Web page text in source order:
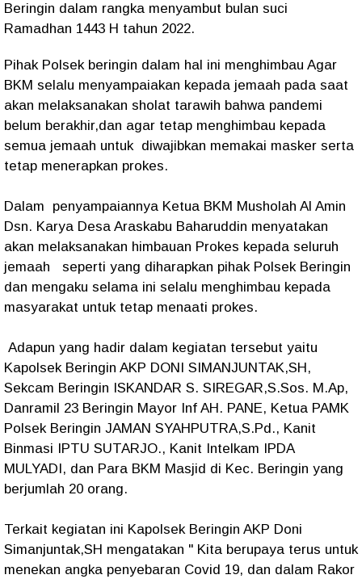
Beringin dalam rangka menyambut bulan suci
Ramadhan 1443 H tahun 2022.
Pihak Polsek beringin dalam hal ini menghimbau Agar
BKM selalu menyampaiakan kepada jemaah pada saat
akan melaksanakan sholat tarawih bahwa pandemi
belum berakhir,dan agar tetap menghimbau kepada
semua jemaah untuk diwajibkan memakai masker serta
tetap menerapkan prokes.
Dalam penyampaiannya Ketua BKM Musholah Al Amin
Dsn. Karya Desa Araskabu Baharuddin menyatakan
akan melaksanakan himbauan Prokes kepada seluruh
jemaah seperti yang diharapkan pihak Polsek Beringin
dan mengaku selama ini selalu menghimbau kepada
masyarakat untuk tetap menaati prokes.
Adapun yang hadir dalam kegiatan tersebut yaitu
Kapolsek Beringin AKP DONI SIMANJUNTAK,SH,
Sekcam Beringin ISKANDAR S. SIREGAR,S.Sos. M.Ap,
Danramil 23 Beringin Mayor Inf AH. PANE, Ketua PAMK
Polsek Beringin JAMAN SYAHPUTRA,S.Pd., Kanit
Binmasi IPTU SUTARJO., Kanit Intelkam IPDA
MULYADI, dan Para BKM Masjid di Kec. Beringin yang
berjumlah 20 orang.
Terkait kegiatan ini Kapolsek Beringin AKP Doni
Simanjuntak,SH mengatakan " Kita berupaya terus untuk
menekan angka penyebaran Covid 19, dan dalam Rakor